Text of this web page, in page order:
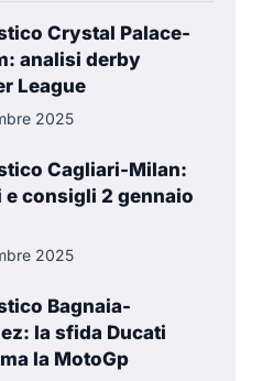
Crystal Palace-
analisi derby
League
2025
Cagliari-Milan:
e consigli 2 gennaio
2025
Bagnaia-
la sfida Ducati
la MotoGp